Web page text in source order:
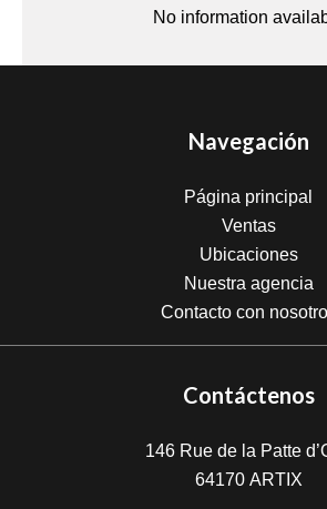
No information
Navegación
Página principal
Ventas
Ubicaciones
Nuestra agencia
Contacto con
Contáctenos
146 Rue de la Patte
64170 ARTIX